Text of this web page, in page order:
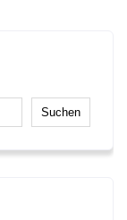
Suchen